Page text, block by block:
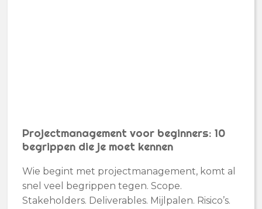
Projectmanagement voor beginners: 10
begrippen die je moet kennen
Wie begint met projectmanagement, komt al
snel veel begrippen tegen. Scope.
Stakeholders. Deliverables. Mijlpalen. Risico’s.